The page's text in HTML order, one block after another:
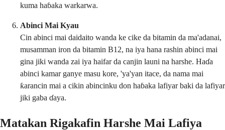
kuma haɓaka warkarwa.
Abinci Mai Kyau
Cin abinci mai daidaito wanda ke cike da bitamin da ma'adanai,
musamman iron da bitamin B12, na iya hana rashin abinci mai
gina jiki wanda zai iya haifar da canjin launi na harshe. Haɗa
abinci kamar ganye masu kore, 'ya'yan itace, da nama mai
ƙarancin mai a cikin abincinku don haɓaka lafiyar baki da lafiyar
jiki gaba ɗaya.
Matakan Rigakafin Harshe Mai Lafiya